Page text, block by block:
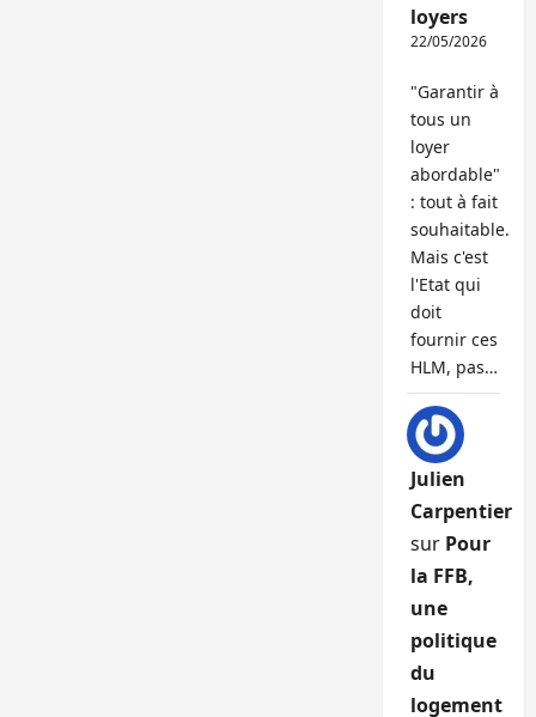
loyers
22/05/2026
"Garantir à
tous un
loyer
abordable"
: tout à fait
souhaitable.
Mais c'est
l'Etat qui
doit
fournir ces
HLM, pas…
Julien
Carpentier
sur Pour
la FFB,
une
politique
du
logement